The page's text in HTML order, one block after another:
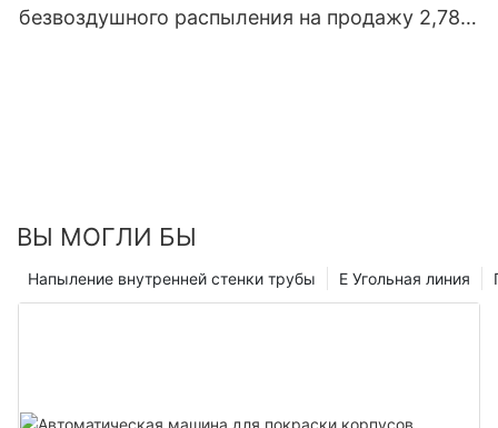
безвоздушного распыления на продажу 2,78
ВЫ МОГЛИ БЫ
E Угольная линия
Напыление внутренней стенки трубы